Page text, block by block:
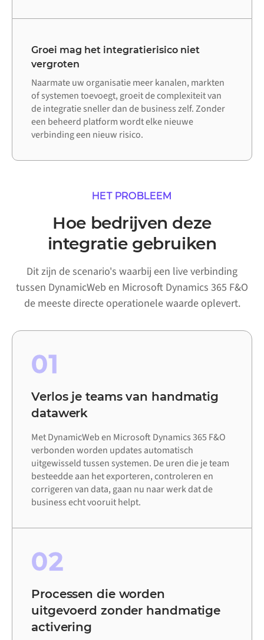
Groei mag het integratierisico niet
vergroten
Naarmate uw organisatie meer kanalen, markten
of systemen toevoegt, groeit de complexiteit van
de integratie sneller dan de business zelf. Zonder
een beheerd platform wordt elke nieuwe
verbinding een nieuw risico.
HET PROBLEEM
Hoe bedrijven deze
integratie gebruiken
Dit zijn de scenario's waarbij een live verbinding
tussen DynamicWeb en Microsoft Dynamics 365 F&O
de meeste directe operationele waarde oplevert.
01
Verlos je teams van handmatig
datawerk
Met DynamicWeb en Microsoft Dynamics 365 F&O
verbonden worden updates automatisch
uitgewisseld tussen systemen. De uren die je team
besteedde aan het exporteren, controleren en
corrigeren van data, gaan nu naar werk dat de
business echt vooruit helpt.
02
Processen die worden
uitgevoerd zonder handmatige
activering